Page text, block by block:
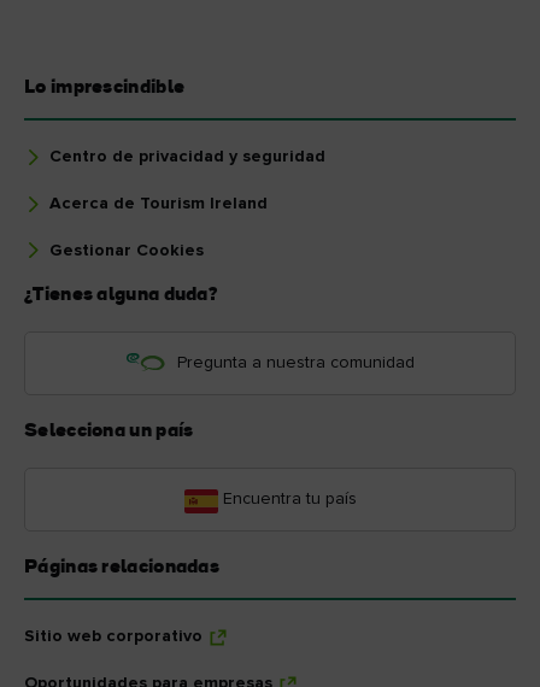
Lo imprescindible
Centro de privacidad y seguridad
Acerca de Tourism Ireland
Gestionar Cookies
¿Tienes alguna duda?
Pregunta a nuestra comunidad
Selecciona un país
Encuentra tu país
Páginas relacionadas
Sitio web corporativo
Oportunidades para empresas